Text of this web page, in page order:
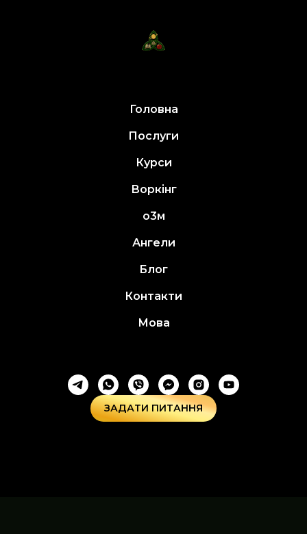
Головна
Послуги
Курси
Воркінг
о3м
Ангели
Блог
Контакти
Мова
ЗАДАТИ ПИТАННЯ